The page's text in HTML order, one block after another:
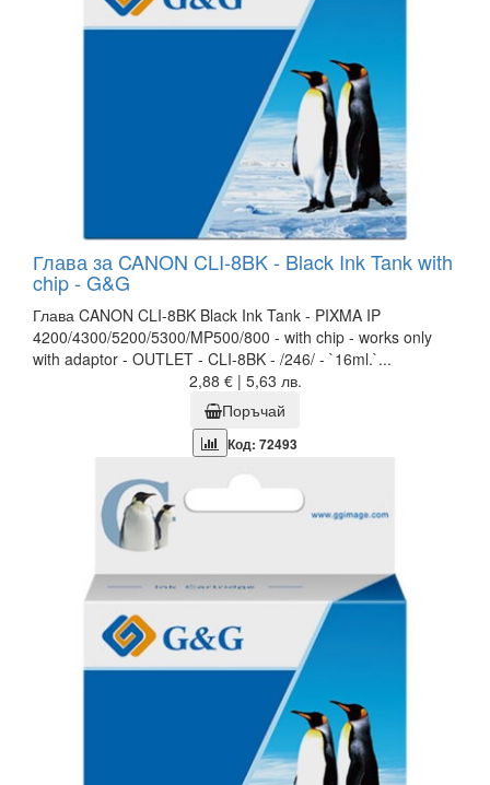
Глава за CANON CLI-8BK - Black Ink Tank with
chip - G&G
Глава CANON CLI-8BK Black Ink Tank - PIXMA IP
4200/4300/5200/5300/MP500/800 - with chip - works only
with adaptor - OUTLET - CLI-8BK - /246/ - `16ml.`...
2,88 € | 5,63 лв.
Поръчай
Код: 72493